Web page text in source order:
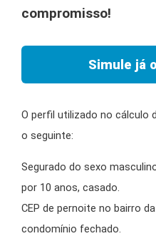
compromisso!
Simule já
O perfil utilizado no cálculo
o seguinte:
Segurado do sexo
por 10 anos, casado.
CEP de pernoite no bairro
condomínio fechado.